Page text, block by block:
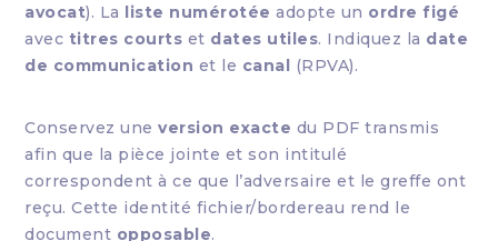
avocat). La liste numérotée adopte un ordre figé
avec titres courts et dates utiles. Indiquez la date
de communication et le canal (RPVA).
Conservez uneversion exacte du PDF transmis
afin que la pièce jointe et son intitulé
correspondent à ce que l’adversaire et le greffe ont
reçu. Cette identité fichier/bordereau rend le
document opposable.